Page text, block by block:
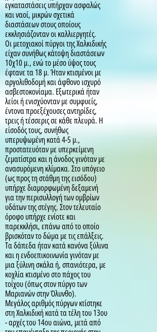
εγκαταστάσεις υπήρχαν ασφαλώς
και ναοί, μικρών σχετικά
διαστάσεων στους οποίους
εκκλησιάζονταν οι καλλιεργητές.
Οι μετοχιακοί πύργοι της Χαλκιδικής
είχαν συνήθως κάτοψη διαστάσεων
10χ10 μ., ενώ το μέσο ύψος τους
έφτανε τα 18 μ. Ήταν κτισμένοι με
αργολιθοδομή και άφθονο ισχυρό
ασβεστοκονίαμα. Εξωτερικά ήταν
λείοι ή ενισχύονταν με συμφυείς,
έντονα προεξέχουσες αντηρίδες,
τρεις ή τέσσερις σε κάθε πλευρά. Η
είσοδός τους, συνήθως
υπερυψωμένη κατά 4-5 μ.,
προστατευόταν με υπερκείμενη
ζεματίστρα και η άνοδος γινόταν με
ανασυρόμενη κλίμακα. Στο υπόγειο
(ως προς τη στάθμη της εισόδου)
υπήρχε διαμορφωμένη δεξαμενή
για την περισυλλογή των ομβρίων
υδάτων της στέγης. Στον τελευταίο
όροφο υπήρχε ενίοτε και
παρεκκλήσι, επάνω από το οποίο
βρισκόταν το δώμα με τις επάλξεις.
Τα δάπεδα ήταν κατά κανόνα ξύλινα
και η ενδοεπικοινωνία γινόταν με
μια ξύλινη σκάλα ή, σπανιότερα, με
κοχλία κτισμένο στο πάχος του
τοίχου (όπως στον πύργο των
Μαριανών στην Όλυνθο).
Μεγάλος αριθμός πύργων κτίστηκε
στη Χαλκιδική κατά τα τέλη του 13ου
- αρχές του 14ου αιώνα, μετά από